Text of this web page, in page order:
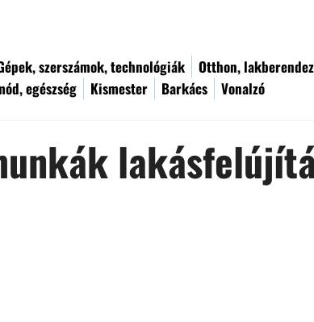
szerszámok, technológiák Otthon,
egészség
Kismester Barkács Vonalzó